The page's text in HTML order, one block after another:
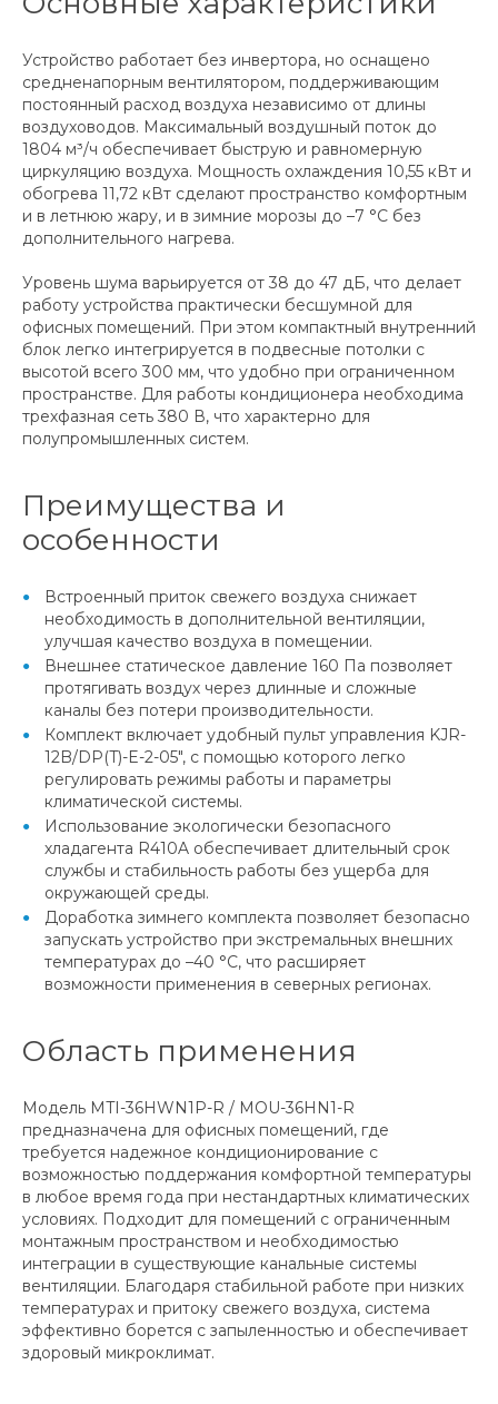
Устройство работает без инвертора, но оснащено
средненапорным вентилятором, поддерживающим
постоянный расход воздуха независимо от длины
воздуховодов. Максимальный воздушный поток до
1804 м³/ч обеспечивает быструю и равномерную
циркуляцию воздуха. Мощность охлаждения 10,55 кВт и
обогрева 11,72 кВт сделают пространство комфортным
и в летнюю жару, и в зимние морозы до –7 °C без
дополнительного нагрева.
Уровень шума варьируется от 38 до 47 дБ, что делает
работу устройства практически бесшумной для
офисных помещений. При этом компактный внутренний
блок легко интегрируется в подвесные потолки с
высотой всего 300 мм, что удобно при ограниченном
пространстве. Для работы кондиционера необходима
трехфазная сеть 380 В, что характерно для
полупромышленных систем.
Преимущества и
особенности
Встроенный приток свежего воздуха снижает
необходимость в дополнительной вентиляции,
улучшая качество воздуха в помещении.
Внешнее статическое давление 160 Па позволяет
протягивать воздух через длинные и сложные
каналы без потери производительности.
Комплект включает удобный пульт управления KJR-
12B/DP(T)-E-2-05", с помощью которого легко
регулировать режимы работы и параметры
климатической системы.
Использование экологически безопасного
хладагента R410A обеспечивает длительный срок
службы и стабильность работы без ущерба для
окружающей среды.
Доработка зимнего комплекта позволяет безопасно
запускать устройство при экстремальных внешних
температурах до –40 °C, что расширяет
возможности применения в северных регионах.
Область применения
Модель MTI-36HWN1P-R / MOU-36HN1-R
предназначена для офисных помещений, где
требуется надежное кондиционирование с
возможностью поддержания комфортной температуры
в любое время года при нестандартных климатических
условиях. Подходит для помещений с ограниченным
монтажным пространством и необходимостью
интеграции в существующие канальные системы
вентиляции. Благодаря стабильной работе при низких
температурах и притоку свежего воздуха, система
эффективно борется с запыленностью и обеспечивает
здоровый микроклимат.